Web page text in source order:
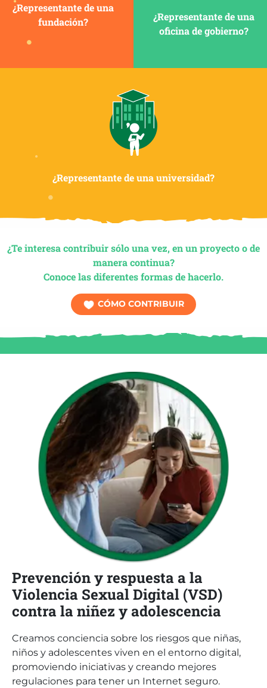
¿Representante de una
fundación?
¿Representante de una
oficina de gobierno?
¿Representante de una universidad?
¿Te interesa contribuir sólo una vez, en un proyecto o de
manera continua?
Conoce las diferentes formas de hacerlo.
CÓMO CONTRIBUIR
Prevención y respuesta a la
Violencia Sexual Digital (VSD)
contra la niñez y adolescencia
Creamos conciencia sobre los riesgos que niñas,
niños y adolescentes viven en el entorno digital,
promoviendo iniciativas y creando mejores
regulaciones para tener un Internet seguro.